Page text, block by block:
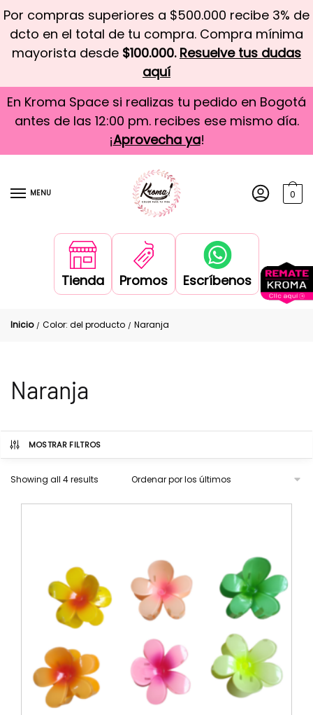
Por compras superiores a $500.000 recibe 3% de
dcto en el total de tu compra. Compra mínima
mayorista desde $100.000. Resuelve tus dudas
aquí
En Kroma Space si realizas tu pedido en Bogotá
antes de las 12:00 pm. recibes ese mismo día.
¡Aprovecha ya!
MENU 0
Tienda Promos Escríbenos
Inicio / Color: del producto / Naranja
Naranja
MOSTRAR FILTROS
Showing all 4 results